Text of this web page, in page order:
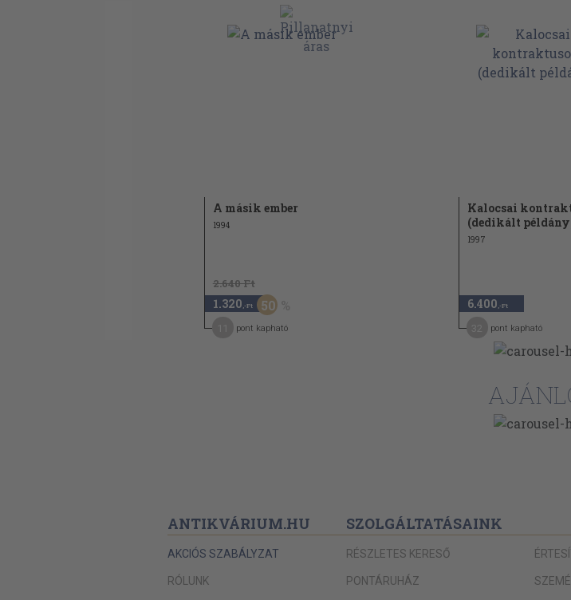
A másik ember
1994
2.640 Ft
1.320 ,-Ft 50
pont kapható
Kalocsai
(dedikált
1997
6.400 ,-Ft
pont kapható
ANTIKVÁRIUM.HU
AKCIÓS SZABÁLYZAT
RÓLUNK
SZOLGÁLTATÁSAINK
RÉSZLETES KERESŐ
PONTÁRUHÁZ